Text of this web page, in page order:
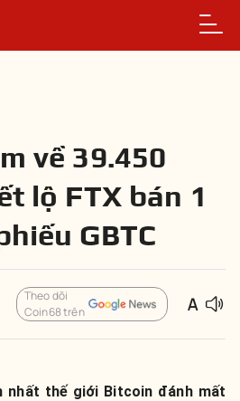
về 39.450
lộ FTX bán 1
GBTC
Theo dõi
Coin68 trên
nhất thế giới Bitcoin đánh mất